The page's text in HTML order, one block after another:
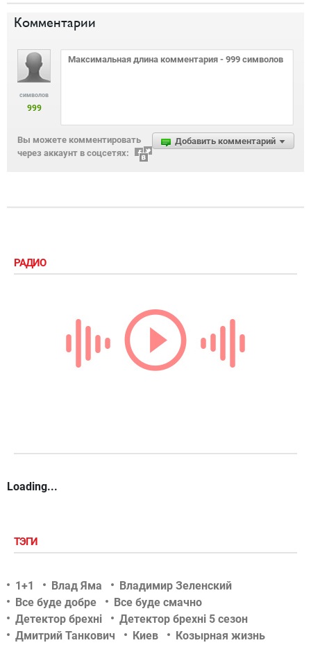
Комментарии
символов
999
Добавить комментарий
Вы можете комментировать
через аккаунт в соцсетях:
РАДИО
Loading...
ТЭГИ
1+1 Влад Яма
Владимир Зеленский
Все буде добре
Все буде смачно
Детектор брехні
Детектор брехні 5 сезон
Дмитрий Танкович
Киев
Козырная жизнь